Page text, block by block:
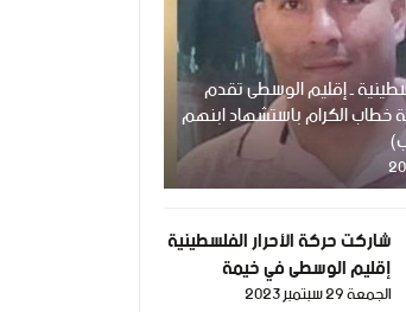
ـ إقليم الوسطى تقدم
خطاب الكرام باستشهاد ابنهم
شاركت حركة الأحرار الفلسطينية
إقليم الوسطى في خيمة
استقبال الأسير المحرر مفيد
الجمعة 29 سبتمبر 2023